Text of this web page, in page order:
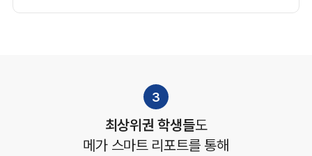
3
최상위권 학생들도
메가 스마트 리포트를 통해